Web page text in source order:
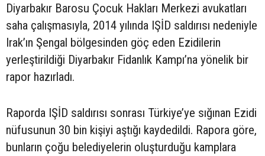
Diyarbakır Barosu Çocuk Hakları Merkezi avukatları
saha çalışmasıyla, 2014 yılında IŞİD saldırısı nedeniyle
Irak’ın Şengal bölgesinden göç eden Ezidilerin
yerleştirildiği Diyarbakır Fidanlık Kampı’na yönelik bir
rapor hazırladı.
Raporda IŞİD saldırısı sonrası Türkiye’ye sığınan Ezidi
nüfusunun 30 bin kişiyi aştığı kaydedildi. Rapora göre,
bunların çoğu belediyelerin oluşturduğu kamplara